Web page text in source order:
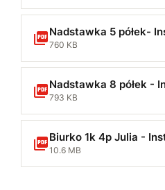
760 KB
793 KB
Biurko 1k 4p Julia -
10.6 MB